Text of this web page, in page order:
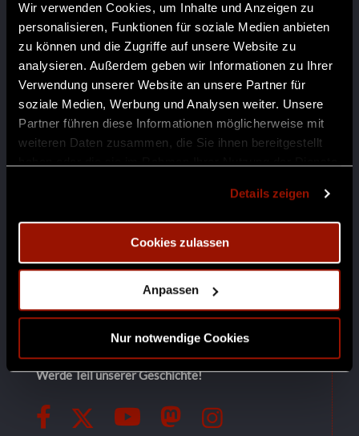
Wir verwenden Cookies, um Inhalte und Anzeigen zu
personalisieren, Funktionen für soziale Medien anbieten
zu können und die Zugriffe auf unsere Website zu
analysieren. Außerdem geben wir Informationen zu Ihrer
Verwendung unserer Website an unsere Partner für
soziale Medien, Werbung und Analysen weiter. Unsere
Partner führen diese Informationen möglicherweise mit
weiteren Daten zusammen, die Sie ihnen bereitgestellt
Details zeigen
Cookies zulassen
Anpassen
Nur notwendige Cookies
LARP-
Veranstaltungen
LARP für
Einsteiger
Von Fantasy über Endzeit bis Horror: Wir erschaffen
für Einsteiger und erfahrene Spieler.
Werde Teil unserer Geschichte!